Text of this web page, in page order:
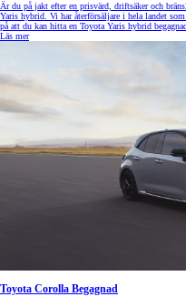
Är du på jakt efter en prisvärd, driftsäker och
Yaris hybrid. Vi har återförsäljare i hela landet
på att du kan hitta en Toyota Yaris hybrid
Läs mer
Toyota Corolla Begagnad